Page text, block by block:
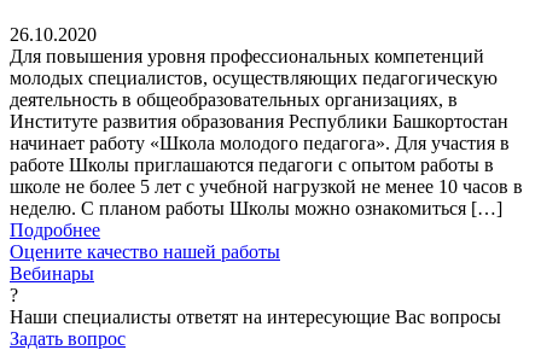
26.10.2020
Для повышения уровня профессиональных компетенций
молодых специалистов, осуществляющих педагогическую
деятельность в общеобразовательных организациях, в
Институте развития образования Республики Башкортостан
начинает работу «Школа молодого педагога». Для участия в
работе Школы приглашаются педагоги с опытом работы в
школе не более 5 лет с учебной нагрузкой не менее 10 часов в
неделю. С планом работы Школы можно ознакомиться […]
Подробнее
Оцените качество нашей работы
Вебинары
?
Наши специалисты ответят на интересующие Вас вопросы
Задать вопрос